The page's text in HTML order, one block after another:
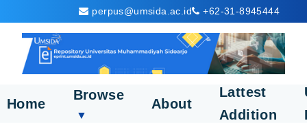
perpus@umsida.ac.id +62-31-8945444
Home
Browse
▼
About
Lattest
Addition